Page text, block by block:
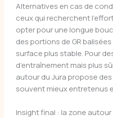
Alternatives en cas de
ceux qui recherchent
opter pour une longue
des portions de GR
surface plus stable. Pour
d’entraînement mais plus
autour du Jura propose
souvent mieux entretenus
Insight final : la zone